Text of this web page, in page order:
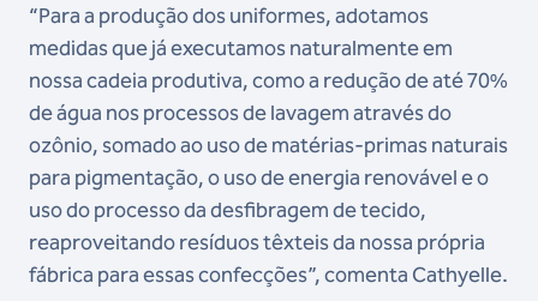
“Para a produção dos uniformes, adotamos
medidas que já executamos naturalmente em
nossa cadeia produtiva, como a redução de até 70%
de água nos processos de lavagem através do
ozônio, somado ao uso de matérias-primas naturais
para pigmentação, o uso de energia renovável e o
uso do processo da desfibragem de tecido,
reaproveitando resíduos têxteis da nossa própria
fábrica para essas confecções”, comenta Cathyelle.